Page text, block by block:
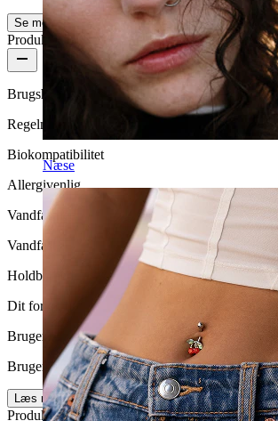
Næse
Se mere
Produktkvalitet
Brugshyppighed
Regelmæssig brug
Biokompatibilitet
Allergivenlig
Vandfasthed
Vandfast
Holdbarhed
Dit for altid
Brugervenlighed
Brugervenligt
Læs mere
Produktdetaljer